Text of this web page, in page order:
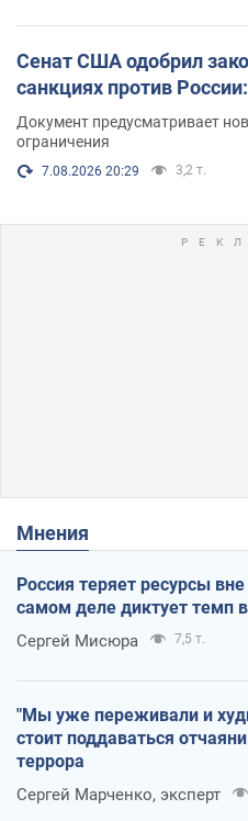
Сенат США одобрил
санкциях против
Документ предусматривает
ограничения
7.08.2026 20:29 3,2 т.
Мнения
Россия теряет ресурсы
самом деле диктует темп
Сергей Мисюра 7,5 т.
"Мы уже переживали и
стоит поддаваться
террора
Сергей Марченко, эксперт